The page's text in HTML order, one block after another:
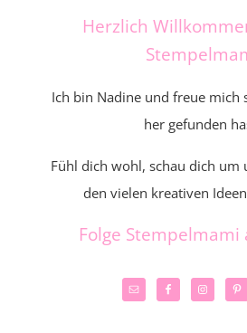
Herzlich
Ich bin Nadine und freue mich
her gefunden
Fühl dich wohl, schau dich um
den vielen kreativen
Folge Stempelmami